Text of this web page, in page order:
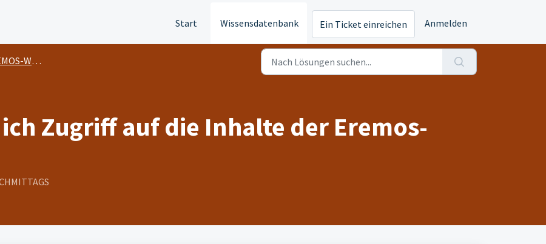
Start Wissensdatenbank Ein Ticket einreichen Anmelden
WOCHEN
Zugriff auf die Inhalte der Eremos-